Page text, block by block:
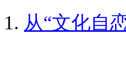
从“文化自